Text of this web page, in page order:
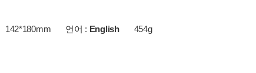
142*180mm 언어 : English 454g